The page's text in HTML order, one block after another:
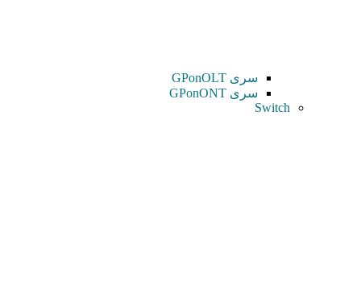
سری GPonOLT
سری GPonONT
Switch